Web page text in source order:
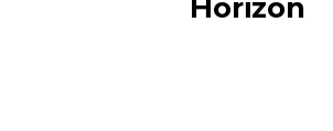
Horizon